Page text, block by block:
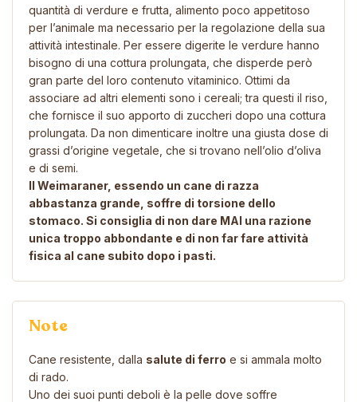
quantità di verdure e frutta, alimento poco appetitoso
per l’animale ma necessario per la regolazione della sua
attività intestinale. Per essere digerite le verdure hanno
bisogno di una cottura prolungata, che disperde però
gran parte del loro contenuto vitaminico. Ottimi da
associare ad altri elementi sono i cereali; tra questi il riso,
che fornisce il suo apporto di zuccheri dopo una cottura
prolungata. Da non dimenticare inoltre una giusta dose di
grassi d’origine vegetale, che si trovano nell’olio d’oliva
e di semi.
Il Weimaraner, essendo un cane di razza
abbastanza grande, soffre di torsione dello
stomaco. Si consiglia di non dare MAI una razione
unica troppo abbondante e di non far fare attività
fisica al cane subito dopo i pasti.
Note
Cane resistente, dalla salute di ferro e si ammala molto
di rado.
Uno dei suoi punti deboli è la pelle dove soffre